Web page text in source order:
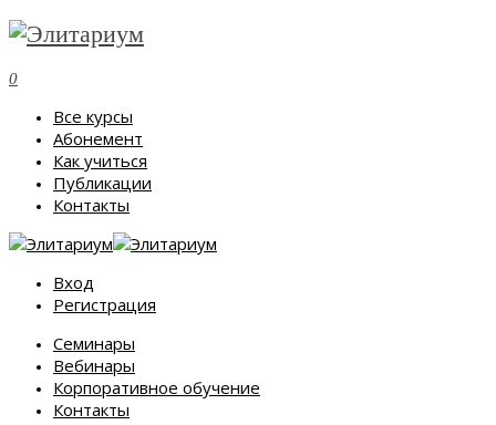
0
Все курсы
Абонемент
Как учиться
Публикации
Контакты
Вход
Регистрация
Семинары
Вебинары
Корпоративное обучение
Контакты